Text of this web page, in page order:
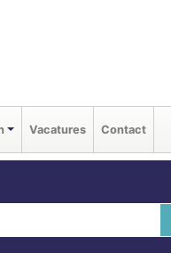
Vacatures Contact